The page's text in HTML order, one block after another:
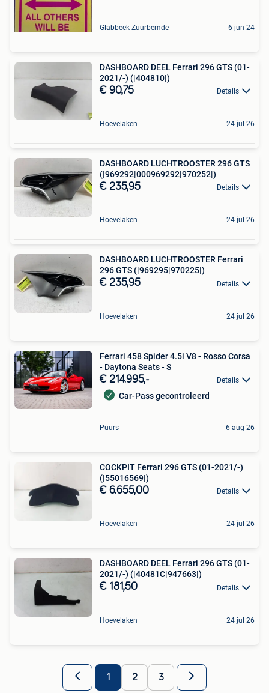
Glabbeek-Zuurbemde 6 jun 24
DASHBOARD DEEL Ferrari 296 GTS (01-
2021/-) (|404810|)
€ 90,75 Details
Hoevelaken 24 jul 26
DASHBOARD LUCHTROOSTER 296 GTS
(|969292|000969292|970252|)
€ 235,95 Details
Hoevelaken 24 jul 26
DASHBOARD LUCHTROOSTER Ferrari
296 GTS (|969295|970225|)
€ 235,95 Details
Hoevelaken 24 jul 26
Ferrari 458 Spider 4.5i V8 - Rosso Corsa
- Daytona Seats - S
€ 214.995,- Details
Car-Pass gecontroleerd
Puurs 6 aug 26
COCKPIT Ferrari 296 GTS (01-2021/-)
(|55016569|)
€ 6.655,00 Details
Hoevelaken 24 jul 26
DASHBOARD DEEL Ferrari 296 GTS (01-
2021/-) (|40481C|947663|)
€ 181,50 Details
Hoevelaken 24 jul 26
1 2 3